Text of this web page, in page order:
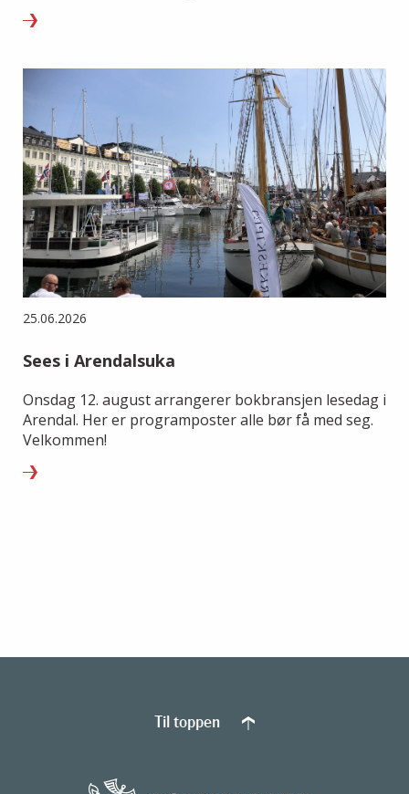
25.06.2026
Sees i Arendalsuka
Onsdag 12. august arrangerer bokbransjen lesedag i
Arendal. Her er programposter alle bør få med seg.
Velkommen!
Til toppen